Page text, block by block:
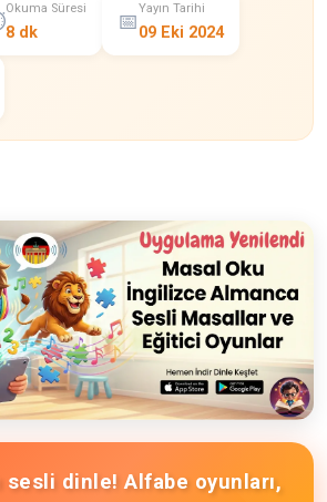
Okuma Süresi
8 dk 📅
Yayın Tarihi
09 Eki 2024
sesli dinle! Alfabe oyunları,